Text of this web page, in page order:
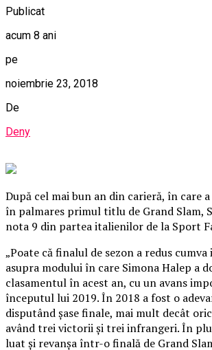
Publicat
acum 8 ani
pe
noiembrie 23, 2018
De
Deny
După cel mai bun an din carieră, în care
în palmares primul titlu de Grand Slam,
nota 9 din partea italienilor de la Sport
„Poate că finalul de sezon a redus
asupra modului în care Simona Halep a
clasamentul în acest an, cu un avans
începutul lui 2019. În 2018 a fost o
disputând şase finale, mai mult decât
având trei victorii şi trei infrangeri. În
luat şi revanşa într-o finală de Grand